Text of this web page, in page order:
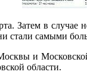
Затем в
стали самыми
и
области.